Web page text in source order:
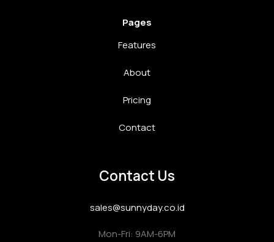
Pages
Features
About
Pricing
Contact
Contact Us
sales@sunnyday.co.id
Mon-Fri: 9AM-6PM